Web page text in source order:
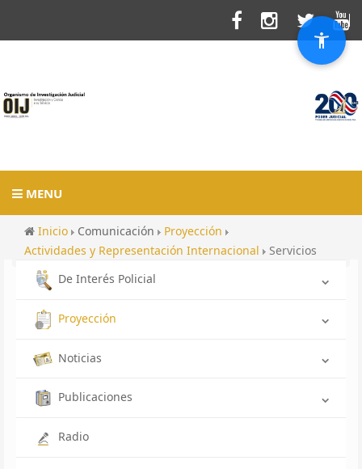
MENU
Inicio Comunicación
Proyección
Actividades y Representación Internacional
Servicios
De Interés Policial
Proyección
Noticias
Publicaciones
Radio